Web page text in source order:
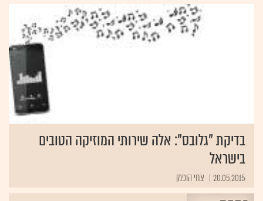
בדיקת "גלובס": אלה שירותי המוזיקה הטובים
בישראל
20.05.2015 צחי הופמן